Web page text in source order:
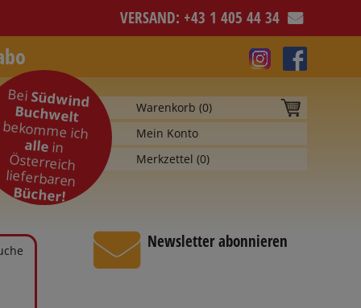
VERSAND: +43 1 405 44 34
BeiSüdwind
Buchwelt
bekomme ich
allein
Österreich
lieferbaren
Bücher!
Warenkorb (0)
Mein Konto
Merkzettel (0)
Newsletter abonnieren